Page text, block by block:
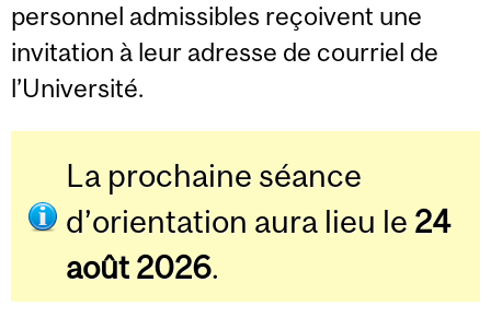
personnel admissibles reçoivent une
invitation à leur adresse de courriel de
l’Université.
La prochaine séance
d’orientation aura lieu le 24
août 2026.